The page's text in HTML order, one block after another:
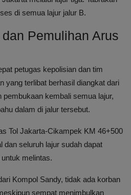
di semua lajur jalur B.
Pemulihan Arus
petugas kepolisian dan tim
yang terlibat berhasil diangkat dari
pembukaan kembali semua lajur,
dalam di jalur tersebut.
Tol Jakarta-Cikampek KM 46+500
dan seluruh lajur sudah dapat
melintas.
Kompol Sandy, tidak ada korban
sempat menimbulkan